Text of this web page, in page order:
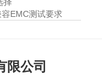
EMC测试要求
限公司